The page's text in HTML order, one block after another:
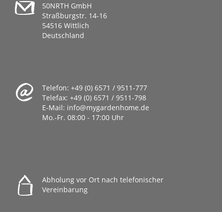
50NRTH GmbH
Straßburgstr. 14-16
54516 Wittlich
Deutschland
Telefon: +49 (0) 6571 / 9511-777
Telefax: +49 (0) 6571 / 9511-798
E-Mail: info@mygardenhome.de
Mo.-Fr. 08:00 - 17:00 Uhr
Abholung vor Ort nach telefonischer
Vereinbarung